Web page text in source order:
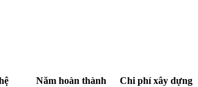
Năm hoàn thành Chi phí xây dựng